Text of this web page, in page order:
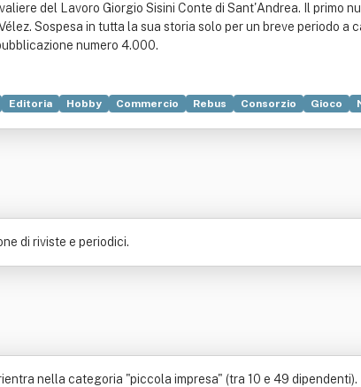
del Lavoro Giorgio Sisini Conte di Sant'Andrea. Il primo
Sospesa in tutta la sua storia solo per un breve periodo
numero 4.000.
Editoria Hobby Commercio Rebus Consorzio Gioco
di riviste e periodici.
nella categoria "piccola impresa" (tra 10 e 49 dipendenti).